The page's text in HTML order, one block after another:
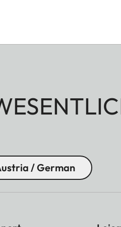
/ German